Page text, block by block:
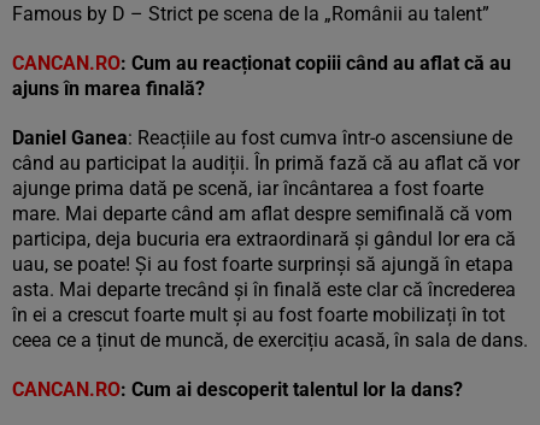
Famous by D – Strict pe scena de la „Românii au talent”
CANCAN.RO: Cum au reacționat copiii când au aflat că au
ajuns în marea finală?
Daniel Ganea: Reacțiile au fost cumva într-o ascensiune de
când au participat la audiții. În primă fază că au aflat că vor
ajunge prima dată pe scenă, iar încântarea a fost foarte
mare. Mai departe când am aflat despre semifinală că vom
participa, deja bucuria era extraordinară și gândul lor era că
uau, se poate! Și au fost foarte surprinși să ajungă în etapa
asta. Mai departe trecând și în finală este clar că încrederea
în ei a crescut foarte mult și au fost foarte mobilizați în tot
ceea ce a ținut de muncă, de exercițiu acasă, în sala de dans.
CANCAN.RO: Cum ai descoperit talentul lor la dans?